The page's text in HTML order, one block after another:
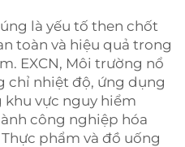
là yếu tố then chốt
toàn và hiệu quả trong
EXCN, Môi trường nổ
chỉ nhiệt độ, ứng dụng
vực nguy hiểm
công nghiệp hóa
phẩm và đồ uống